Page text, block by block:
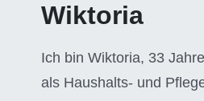
Wiktoria
Ich bin Wiktoria, 33
als Haushalts- und